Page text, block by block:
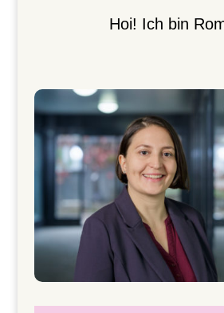
Hoi! Ich bin